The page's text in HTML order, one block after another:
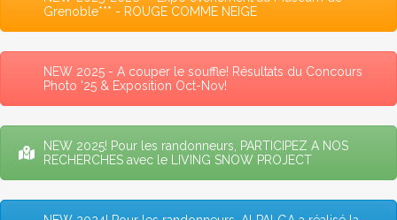
Grenoble*** - ROUGE COMME NEIGE
NEW 2025 - A couper le souffle! Résultats du Concours
Photo '25 & Exposition Oct-Nov!
NEW 2025! Pour les randonneurs, PARTICIPEZ A NOS
RECHERCHES avec le LIVING SNOW PROJECT